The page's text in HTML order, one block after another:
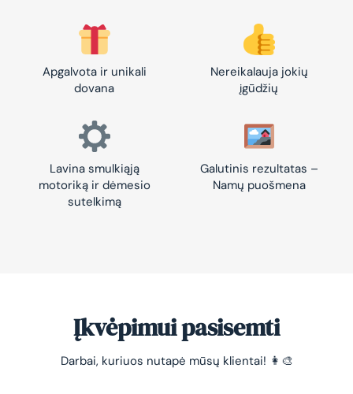
Apgalvota ir unikali
dovana
Nereikalauja jokių
įgūdžių
Lavina smulkiąją
motoriką ir dėmesio
sutelkimą
Galutinis rezultatas –
Namų puošmena
Įkvėpimui pasisemti
Darbai, kuriuos nutapė mūsų klientai! 👩‍🎨